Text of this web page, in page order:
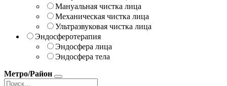
Мануальная чистка лица
Механическая чистка лица
Ультразвуковая чистка лица
Эндосферотерапия
Эндосфера лица
Эндосфера тела
Метро/Район